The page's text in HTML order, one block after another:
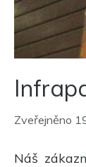
Zveřejněno
Náš